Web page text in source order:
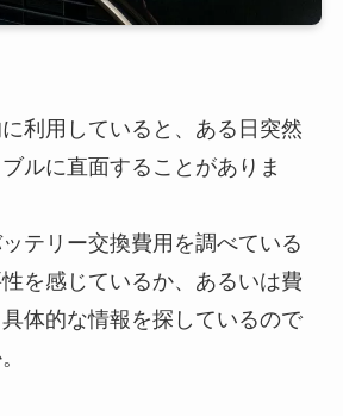
利用していると、ある日突然
ルに直面することがありま
テリー交換費用を調べている
を感じているか、あるいは費
体的な情報を探しているので